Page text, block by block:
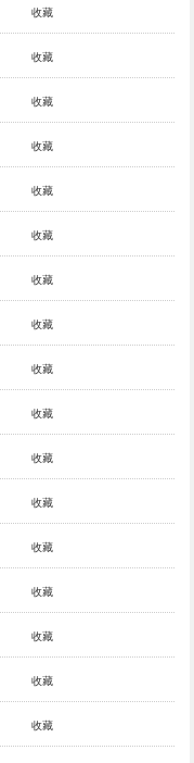
收藏
收藏
收藏
收藏
收藏
收藏
收藏
收藏
收藏
收藏
收藏
收藏
收藏
收藏
收藏
收藏
收藏